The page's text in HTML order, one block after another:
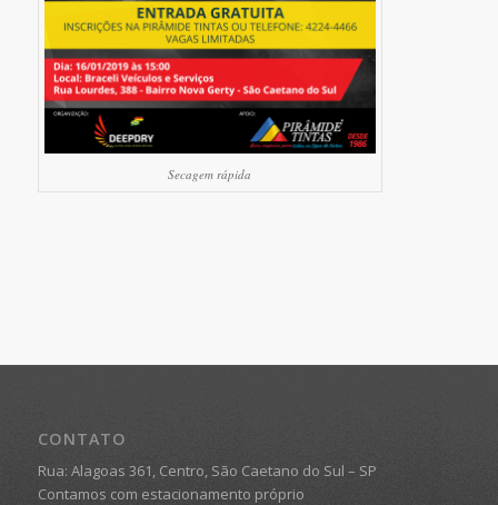
Secagem rápida
CONTATO
Rua: Alagoas 361, Centro, São Caetano do Sul – SP
Contamos com estacionamento próprio